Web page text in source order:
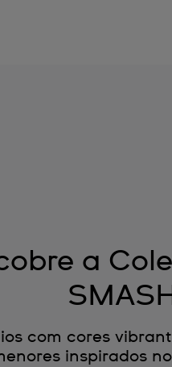
a
com cores
inspirados